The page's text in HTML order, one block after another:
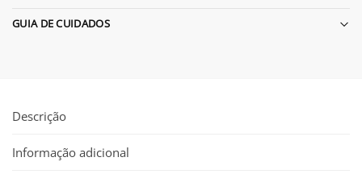
GUIA DE CUIDADOS
Descrição
Informação adicional